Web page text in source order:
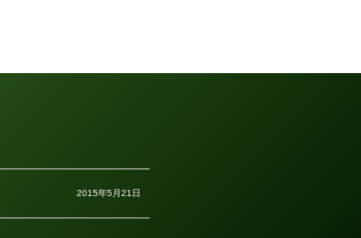
2015年5月21日